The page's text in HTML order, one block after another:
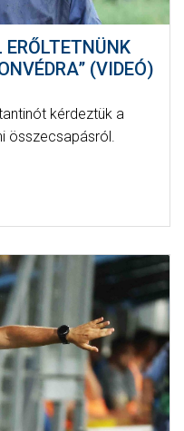
(VIDEÓ)
kérdeztük a
összecsapásról.